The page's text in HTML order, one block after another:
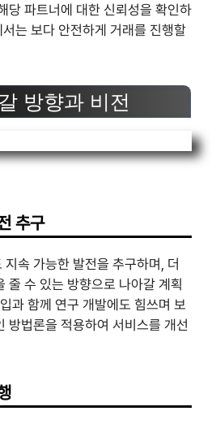
당 파트너에 대한 신뢰성을 확인하
는 보다 안전하게 거래를 진행할
방향과 비전
추구
속 가능한 발전을 추구하며, 더
줄 수 있는 방향으로 나아갈 계획
과 함께 연구 개발에도 힘쓰며 보
방법론을 적용하여 서비스를 개선